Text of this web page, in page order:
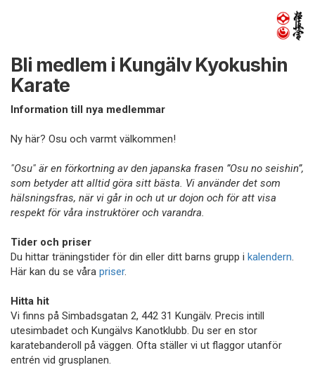
Bli medlem i Kungälv Kyokushin
Karate
Information till nya medlemmar
Ny här? Osu och varmt välkommen!
"Osu" är en förkortning av den japanska frasen ”Osu no seishin”,
som betyder att alltid göra sitt bästa. Vi använder det som
hälsningsfras, när vi går in och ut ur dojon och för att visa
respekt för våra instruktörer och varandra.
Tider och priser
Du hittar träningstider för din eller ditt barns grupp i kalendern.
Här kan du se våra priser.
Hitta hit
Vi finns på Simbadsgatan 2, 442 31 Kungälv. Precis intill
utesimbadet och Kungälvs Kanotklubb. Du ser en stor
karatebanderoll på väggen. Ofta ställer vi ut flaggor utanför
entrén vid grusplanen.